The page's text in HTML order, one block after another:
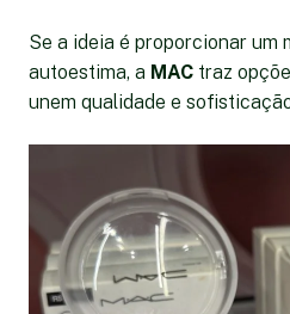
Se a ideia é proporcionar um
autoestima, a MAC traz
unem qualidade e